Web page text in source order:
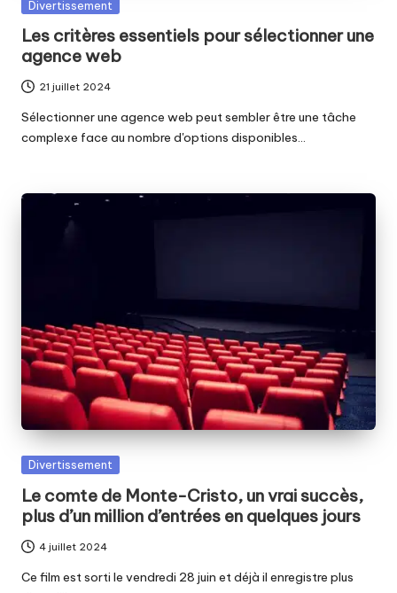
Posted
Divertissement
Les critères essentiels pour sélectionner une
agence web
21 juillet 2024
Sélectionner une agence web peut sembler être une tâche
complexe face au nombre d'options disponibles…
Posted
Divertissement
Le comte de Monte-Cristo, un vrai succès,
plus d’un million d’entrées en quelques jours
4 juillet 2024
Ce film est sorti le vendredi 28 juin et déjà il enregistre plus